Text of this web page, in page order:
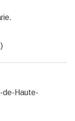
de-Haute-